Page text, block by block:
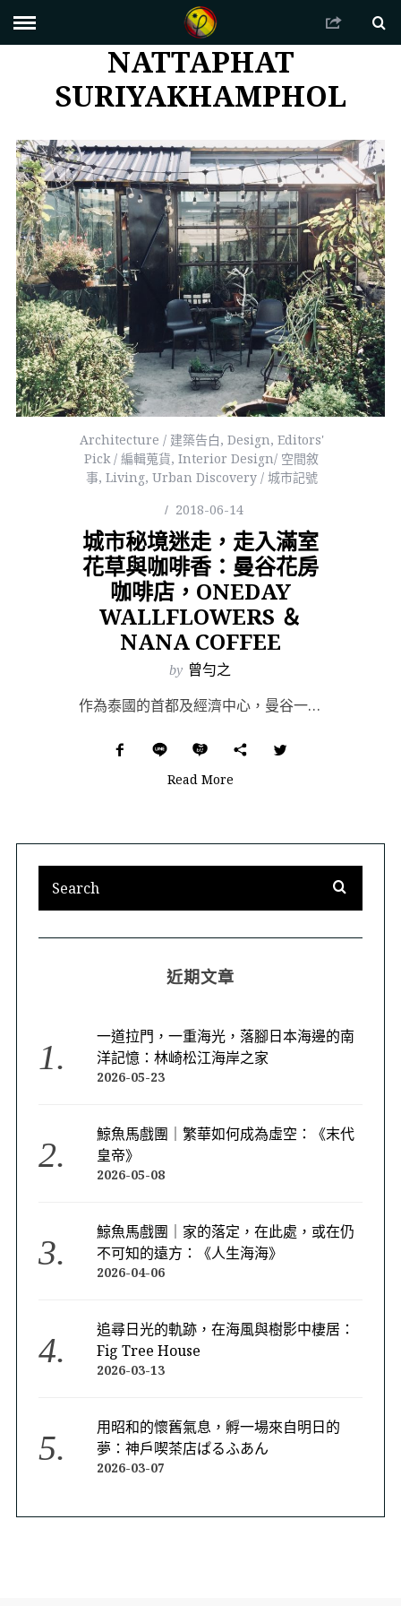
NATTAPHAT
SURIYAKHAMPHOL
Architecture / 建築告白, Design, Editors'
Pick / 編輯蒐貨,Interior Design/ 空間敘
事, Living, Urban Discovery / 城市記號
2018-06-14
城市秘境迷走，走入滿室
花草與咖啡香：曼谷花房
咖啡店，ONEDAY
WALLFLOWERS ＆
NANA COFFEE
by 曾勻之
作為泰國的首都及經濟中心，曼谷一直是多元文化的交會之處，因為各國人口眾多，當地景觀也隨處可見外來文化...
Read More
近期文章
一道拉門，一重海光，落腳日本海邊的南
洋記憶：林崎松江海岸之家
2026-05-23
鯨魚馬戲團｜繁華如何成為虛空：《末代
皇帝》
2026-05-08
鯨魚馬戲團｜家的落定，在此處，或在仍
不可知的遠方：《人生海海》
2026-04-06
追尋日光的軌跡，在海風與樹影中棲居：
Fig Tree House
2026-03-13
用昭和的懷舊氣息，孵一場來自明日的
夢：神戶喫茶店ぱるふあん
2026-03-07